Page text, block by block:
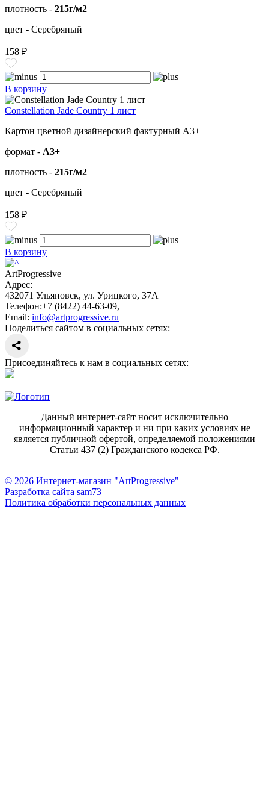
плотность - 215г/м2
цвет - Серебряный
158 ₽
В корзину
Constellation Jade Country 1 лист
Картон цветной дизайнерский фактурный А3+
формат - А3+
плотность - 215г/м2
цвет - Серебряный
158 ₽
В корзину
ArtProgressive
Адрес:
432071 Ульяновск, ул. Урицкого, 37А
Телефон:+7 (8422) 44-63-09,
Email: info@artprogressive.ru
Поделиться сайтом в социальных сетях:
Присоединяйтесь к нам в социальных сетях:
Данный интернет-сайт носит исключительно
информационный характер и ни при каких условиях не
является публичной офертой, определяемой положениями
Статьи 437 (2) Гражданского кодекса РФ.
© 2026 Интернет-магазин "ArtProgressive"
Разработка сайта sam73
Политика обработки персональных данных